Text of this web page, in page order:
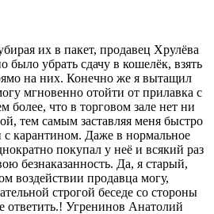
их в пакет, продавец Хрулёва
убрать сдачу в кошелёк, взять
на них. Конечно же я вытащил
мгновенно отойти от прилавка с
что в торговом зале нет ни
тем самым заставляя меня быстро
с карантином. Даже в нормальное
покупал у неё и всякий раз
безнаказанность. Да, я старый,
воздействии продавца могу,
строгой беседе со стороны
ответить.! Угренинов Анатолий